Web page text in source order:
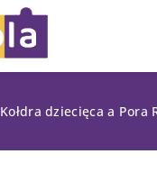
Kołdra dziecięca a Pora